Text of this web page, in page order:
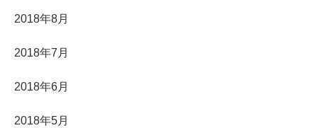
2018年8月
2018年7月
2018年6月
2018年5月